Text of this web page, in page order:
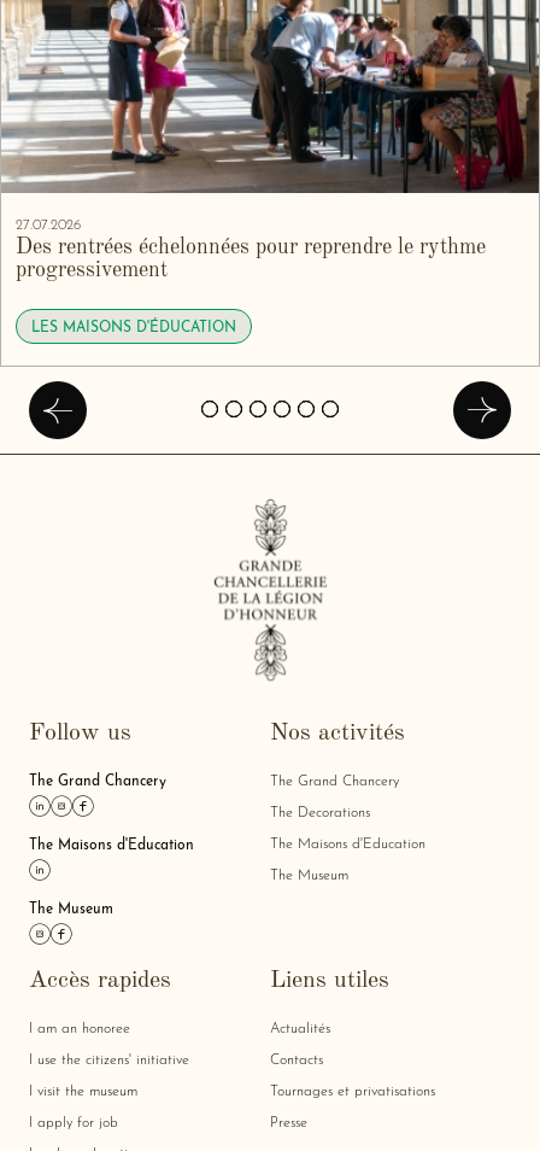
27.07.2026
Des rentrées échelonnées pour reprendre le rythme
progressivement
LES MAISONS D'ÉDUCATION
Précédent
Follow us
The Grand Chancery
Link linkedin
Link instagram
Link facebook
The Maisons d'Education
The Museum
Link instagram
Nos activités
The Grand Chancery
The Decorations
The Maisons d'Education
The Museum
Accès rapides
I am an honoree
I use the citizens' initiative
I visit the museum
I apply for job
Liens utiles
Actualités
Contacts
Tournages et privatisations
Presse